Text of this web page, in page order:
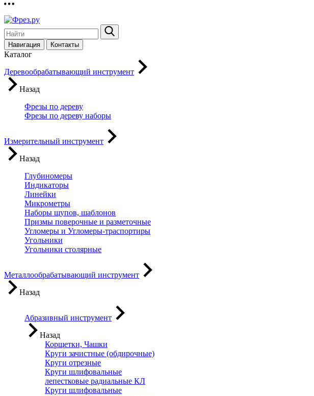
Навигация Контакты
Каталог
Деревообрабатывающий инструмент
Назад
Фрезы по дереву
Фрезы по дереву наборы
Измерительный инструмент
Назад
Глубиномеры
Индикаторы
Линейки
Микрометры
Наборы щупов, шаблонов
Призмы поверочные и разметочные
Угломеры и Угломеры-траспортиры
Угольники
Угольники столярные
Металлообрабатывающий инструмент
Назад
Абразивный инструмент
Назад
Корщетки, Чашки
Круги зачистные (обдирочные)
Круги отрезные
Круги шлифовальные
лепестковые радиальные КЛ
Круги шлифовальные